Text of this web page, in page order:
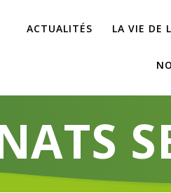
ACTUALITÉS LA VIE DE